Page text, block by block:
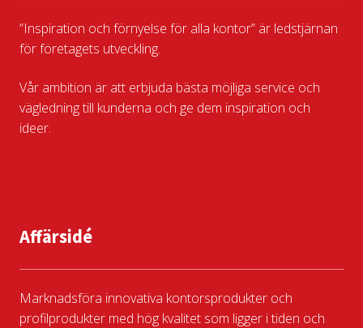
”Inspiration och förnyelse för alla kontor” är ledstjärnan
för företagets utveckling.
Vår ambition är att erbjuda bästa möjliga service och
vägledning till kunderna och ge dem inspiration och
ideer.
Affärsidé
Marknadsföra innovativa kontorsprodukter och
profilprodukter med hög kvalitet som ligger i tiden och